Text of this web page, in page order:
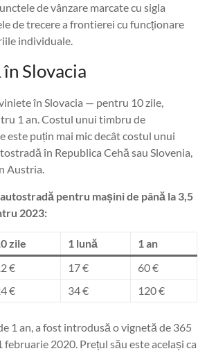
de vânzare marcate cu sigla
de trecere a frontierei cu funcționare
individuale.
Slovacia
în Slovacia — pentru 10 zile,
1 an. Costul unui timbru de
este puțin mai mic decât costul unui
în Republica Cehă sau Slovenia,
​​Austria.
pentru mașini de până la 3,5
2023:
zile 1 lună
1 an
€
17 €
60 €
€
34 € 120 €
1 an, a fost introdusă o vignetă de 365
februarie 2020. Prețul său este același ca